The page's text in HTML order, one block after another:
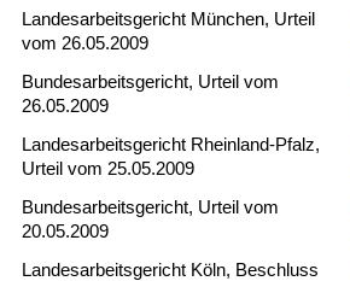
Landesarbeitsgericht München, Urteil
vom 26.05.2009
Bundesarbeitsgericht, Urteil vom
26.05.2009
Landesarbeitsgericht Rheinland-Pfalz,
Urteil vom 25.05.2009
Bundesarbeitsgericht, Urteil vom
20.05.2009
Landesarbeitsgericht Köln, Beschluss